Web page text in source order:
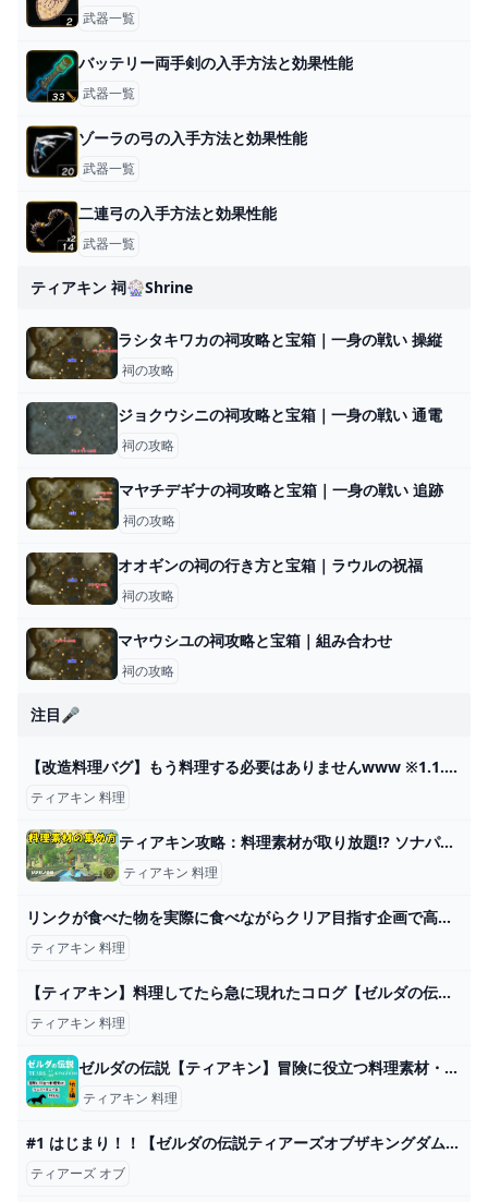
武器一覧
バッテリー両手剣の入手方法と効果性能
武器一覧
ゾーラの弓の入手方法と効果性能
武器一覧
二連弓の入手方法と効果性能
武器一覧
ティアキン 祠🎡shrine
ラシタキワカの祠攻略と宝箱｜一身の戦い 操縦
祠の攻略
ジョクウシニの祠攻略と宝箱｜一身の戦い 通電
祠の攻略
マヤチデギナの祠攻略と宝箱｜一身の戦い 追跡
祠の攻略
オオギンの祠の行き方と宝箱｜ラウルの祝福
祠の攻略
マヤウシユの祠攻略と宝箱｜組み合わせ
祠の攻略
注目🎤
【改造料理バグ】もう料理する必要はありませんwww ※1.1.2で修正「ゼルダの伝説 ティアキン」 - YouTube
ティアキン 料理
ティアキン攻略：料理素材が取り放題!? ソナパノの祠周辺ガイド【ゼルダ ティアーズ オブ ザ キングダム日記＃43】 - 電撃オンライン
ティアキン 料理
リンクが食べた物を実際に食べながらクリア目指す企画で高級ジビエ食べてみたｗｗｗ【ティアキン】【料理】【ゼルダの伝説ティアーズオブザキングダム】Part3 - YouTube
ティアキン 料理
【ティアキン】料理してたら急に現れたコログ【ゼルダの伝説 ティアーズ オブ ザ キングダム】 - YouTube
ティアキン 料理
ゼルダの伝説【ティアキン】冒険に役立つ料理素材・群生地まとめ～地上編～
ティアキン 料理
#1 はじまり！！【ゼルダの伝説ティアーズオブザキングダム】 - YouTube
ティアーズ オブ